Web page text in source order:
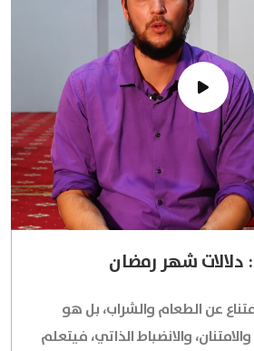
دلالات شهر رمضان
عن الطعام والشراب، بل هو
والانضباط الذاتي، فيتعلم